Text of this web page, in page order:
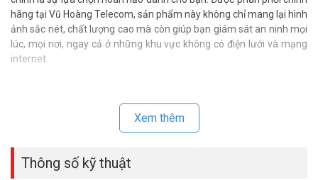
hãng tại Vũ Hoàng Telecom, sản phẩm này không chỉ mang lại hình
ảnh sắc nét, chất lượng cao mà còn giúp bạn giám sát an ninh mọi
lúc, mọi nơi, ngay cả ở những khu vực không có điện lưới và mạng
internet.
Xem thêm
Thông số kỹ thuật